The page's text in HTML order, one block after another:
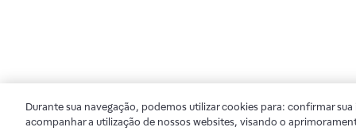
Durante sua navegação, podemos utilizar cookies para: confirmar
acompanhar a utilização de nossos websites, visando o